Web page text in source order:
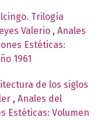
Trilogía
Valerio , Anales
Estéticas:
1961
de los siglos
, Anales del
Estéticas: Volumen